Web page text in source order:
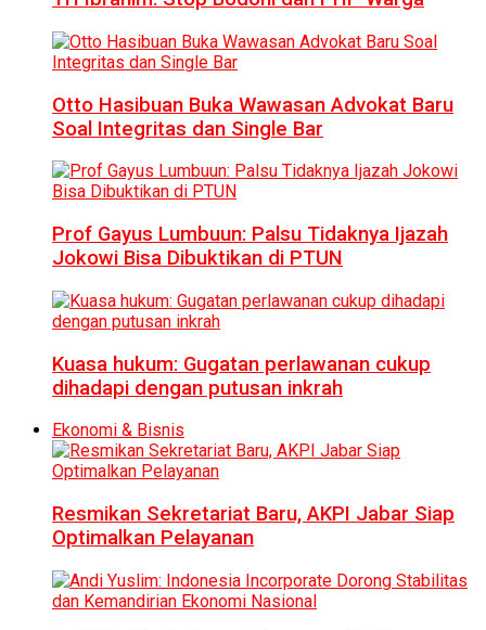
Otto Hasibuan Buka Wawasan Advokat Baru
Soal Integritas dan Single Bar
Prof Gayus Lumbuun: Palsu Tidaknya Ijazah
Jokowi Bisa Dibuktikan di PTUN
Kuasa hukum: Gugatan perlawanan cukup
dihadapi dengan putusan inkrah
Ekonomi & Bisnis
Resmikan Sekretariat Baru, AKPI Jabar Siap
Optimalkan Pelayanan